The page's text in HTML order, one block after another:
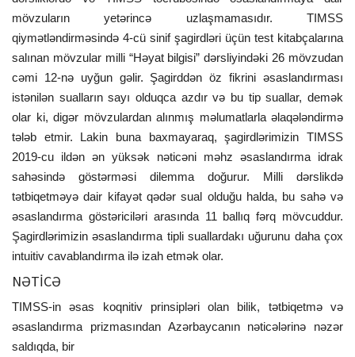
mövzuların yetərincə uzlaşmamasıdır. TIMSS
qiymətləndirməsində 4-cü sinif şagirdləri üçün test kitabçalarına
salınan mövzular milli “Həyat bilgisi” dərsliyindəki 26 mövzudan
cəmi 12-nə uyğun gəlir. Şagirddən öz fikrini əsaslandırması
istənilən sualların sayı olduqca azdır və bu tip suallar, demək
olar ki, digər mövzulardan alınmış məlumatlarla əlaqələndirmə
tələb etmir. Lakin buna baxmayaraq, şagirdlərimizin TIMSS
2019-cu ildən ən yüksək nəticəni məhz əsaslandırma idrak
sahəsində göstərməsi dilemma doğurur. Milli dərslikdə
tətbiqetməyə dair kifayət qədər sual olduğu halda, bu sahə və
əsaslandırma göstəriciləri arasında 11 ballıq fərq mövcuddur.
Şagirdlərimizin əsaslandırma tipli suallardakı uğurunu daha çox
intuitiv cavablandırma ilə izah etmək olar.
NƏTİCƏ
TIMSS-in əsas koqnitiv prinsipləri olan bilik, tətbiqetmə və
əsaslandırma prizmasından Azərbaycanın nəticələrinə nəzər
saldıqda, bir